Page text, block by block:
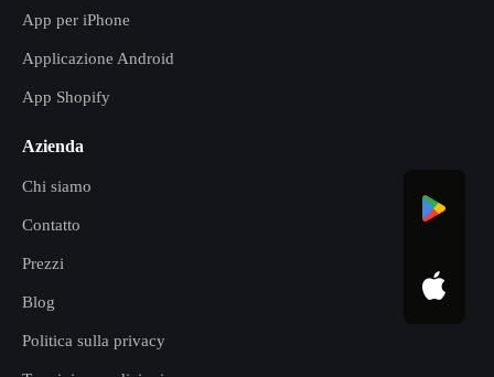
App per iPhone
Applicazione Android
App Shopify
Azienda
Chi siamo
Contatto
Prezzi
Blog
Politica sulla privacy